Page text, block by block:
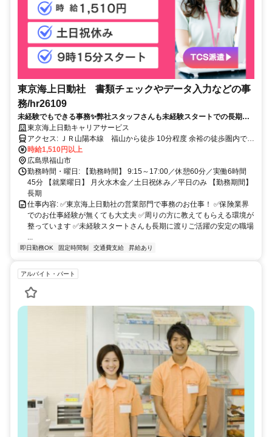
東京海上日動社 書類チェックやデータ入力などの事
務/hr26109
未経験でもできる事務✨弊社スタッフさんも未経験スタートでの長期勤
務が叶いました✨専用システム使用で複雑なExcel等のスキルは不要です
✅
東京海上日動キャリアサービス
アクセス: ＪＲ山陽本線 福山から徒歩 10分程度 余裕の徒歩圏内で
す！
時給1,510円以上
広島県福山市
勤務時間・曜日: 【勤務時間】 9:15～17:00／休憩60分／実働6時間
45分 【就業曜日】 月火水木金／土日祝休み／平日のみ 【勤務期間】
長期
仕事内容: ✅東京海上日動社の営業部門で事務のお仕事！ ✅保険業界
でのお仕事経験が無くても大丈夫 ✅周りの方に教えてもらえる環境が
整っています ✅未経験スタートさんも長期に渡りご活躍の安定の職場
...
即日勤務OK 固定時間制 交通費支給 昇給あり
アルバイト・パート